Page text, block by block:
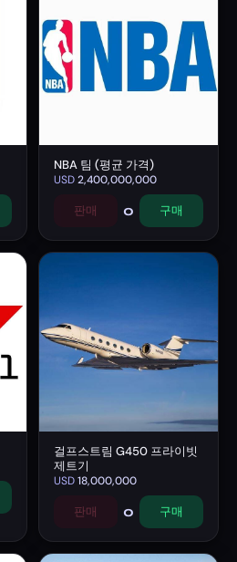
NBA 팀 (평균 가격)
USD2,400,000,000
판매 0 구매
걸프스트림 G450 프라이빗
제트기
USD18,000,000
판매 0 구매